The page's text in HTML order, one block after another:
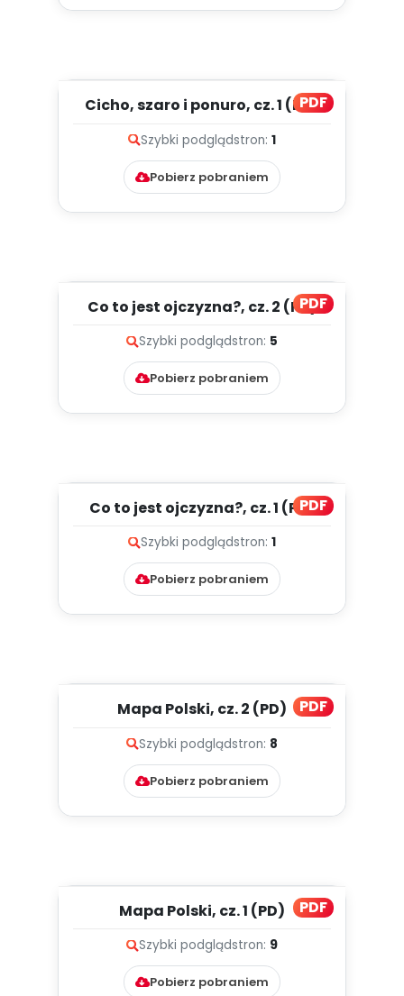
PDF
Cicho, szaro i ponuro, cz. 1 (PD)
Szybki podglądstron: 1
Pobierz pobraniem
PDF
Co to jest ojczyzna?, cz. 2 (PD)
Szybki podglądstron: 5
Pobierz pobraniem
PDF
Co to jest ojczyzna?, cz. 1 (PD)
Szybki podglądstron: 1
Pobierz pobraniem
PDF
Mapa Polski, cz. 2 (PD)
Szybki podglądstron: 8
Pobierz pobraniem
PDF
Mapa Polski, cz. 1 (PD)
Szybki podglądstron: 9
Pobierz pobraniem